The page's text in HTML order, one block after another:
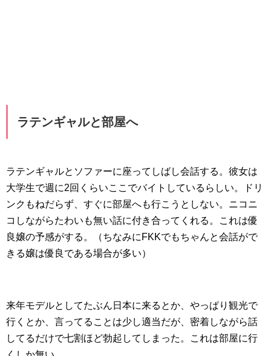
ラテンギャルと部屋へ
ラテンギャルとソファーに座ってしばし会話する。彼女は
大学生で週に2回くらいここでバイトしているらしい。ドリ
ンクもねだらず、すぐに部屋へも行こうとしない。ニコニ
コしながらたわいも無い話に付き合ってくれる。これは優
良嬢の予感がする。（ちなみにFKKでもちゃんと会話がで
きる嬢は優良である場合が多い）
来年モデルとしてたぶん日本に来るとか、やっぱり観光で
行くとか、言ってることは少し適当だが、密着しながら話
してるだけで七割ほど勃起してしまった。これは部屋に行